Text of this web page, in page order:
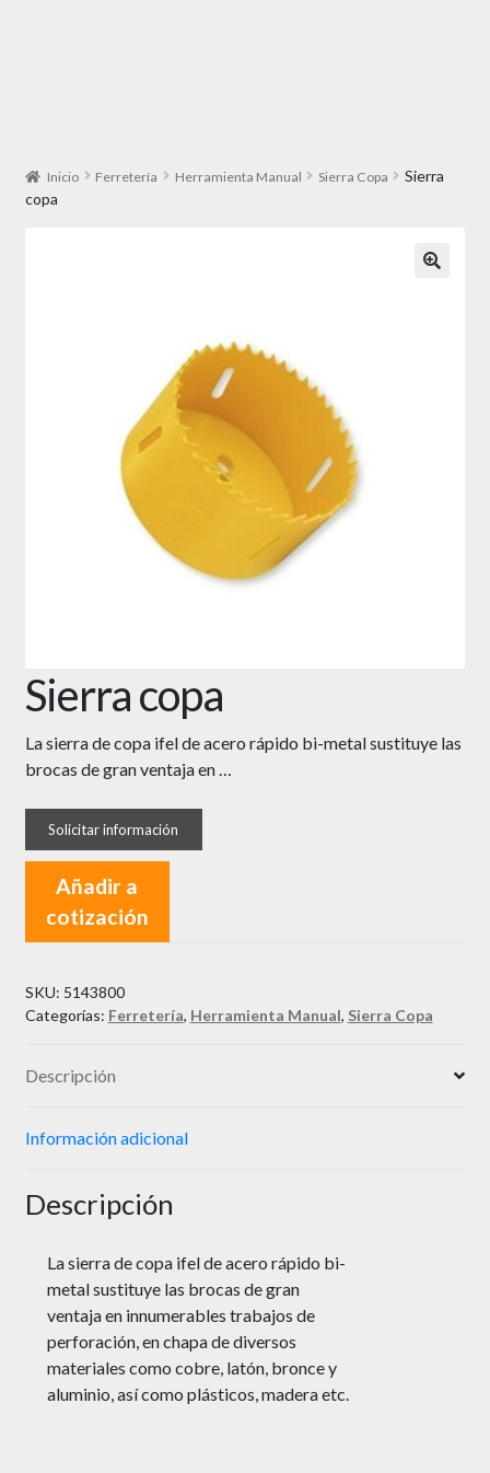
Inicio Ferretería Herramienta Manual Sierra Copa
Sierra
copa
Sierra copa
La sierra de copa ifel de acero rápido bi-metal sustituye las
brocas de gran ventaja en …
Añadir a
cotización
SKU: 5143800
Categorías: Ferretería, Herramienta Manual, Sierra Copa
Descripción
Información adicional
Descripción
La sierra de copa ifel de acero rápido bi-
metal sustituye las brocas de gran
ventaja en innumerables trabajos de
perforación, en chapa de diversos
materiales como cobre, latón, bronce y
aluminio, así como plásticos, madera etc.